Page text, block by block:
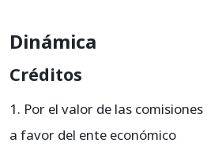
Dinámica
Créditos
Por el valor de las
a favor del ente económico